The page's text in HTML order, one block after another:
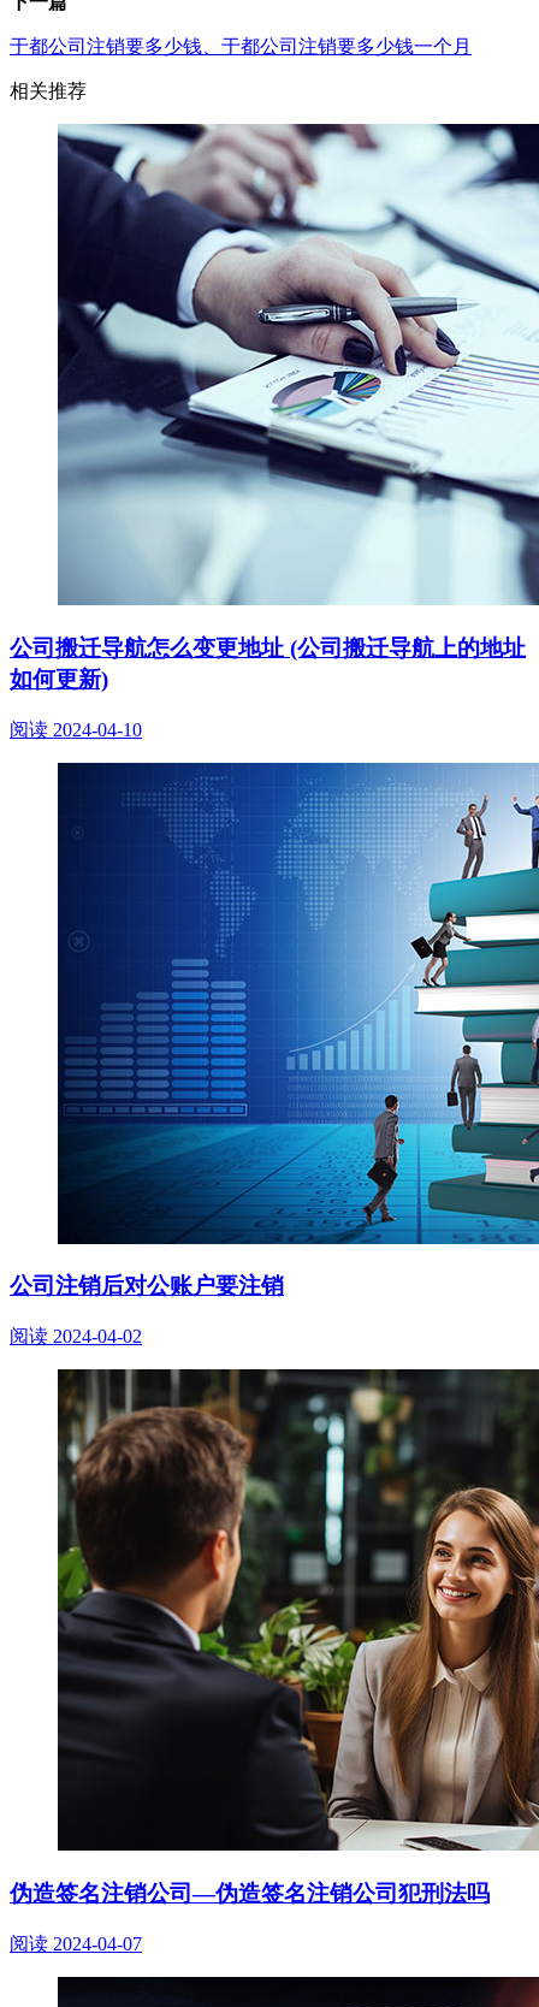
于都公司注销要多少钱、于都公司注销要多少钱一个月
相关推荐
公司搬迁导航怎么变更地址 (公司搬迁导航上的地址
如何更新)
阅读 2024-04-10
公司注销后对公账户要注销
阅读 2024-04-02
伪造签名注销公司—伪造签名注销公司犯刑法吗
阅读 2024-04-07